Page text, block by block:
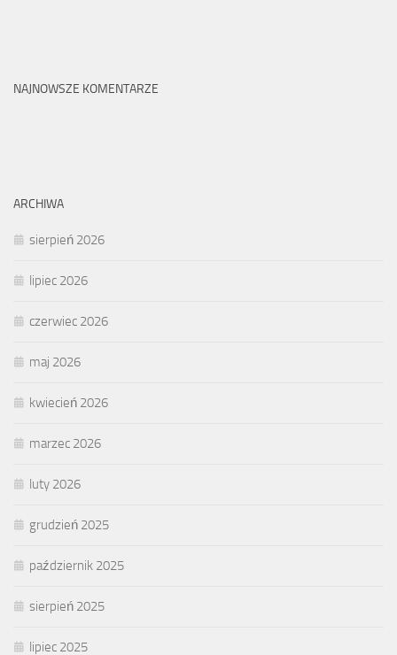
NAJNOWSZE KOMENTARZE
ARCHIWA
sierpień 2026
lipiec 2026
czerwiec 2026
maj 2026
kwiecień 2026
marzec 2026
luty 2026
grudzień 2025
październik 2025
sierpień 2025
lipiec 2025